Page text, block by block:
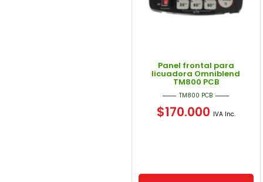
Panel frontal para
licuadora Omniblend
TM800 PCB
TM800 PCB
$170.000 IVA Inc.